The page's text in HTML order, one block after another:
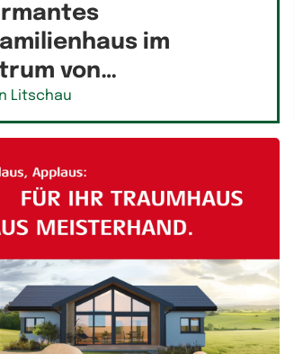
im
von…
Litschau